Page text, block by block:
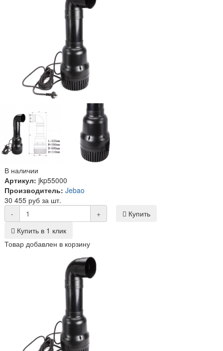
В наличии
Артикул: jkp55000
Производитель: Jebao
30 455 руб за шт.
-
+
Купить
Купить в 1 клик
Товар добавлен в корзину